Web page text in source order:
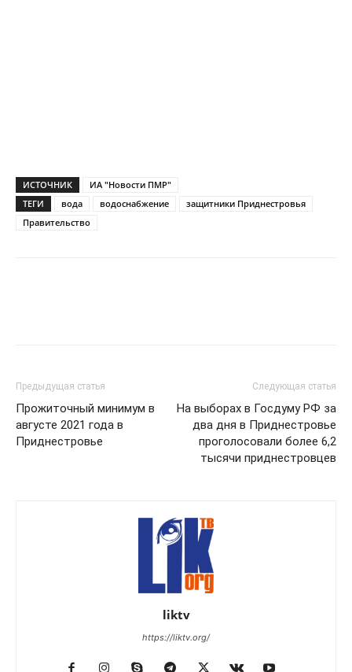
ИСТОЧНИК
ИА "Новости ПМР"
ТЕГИ
вода водоснабжение
защитники Приднестровья
Правительство
Предыдущая статья
Прожиточный минимум в
августе 2021 года в
Приднестровье
Следующая статья
На выборах в Госдуму РФ за
два дня в Приднестровье
проголосовали более 6,2
тысячи приднестровцев
liktv
https://liktv.org/